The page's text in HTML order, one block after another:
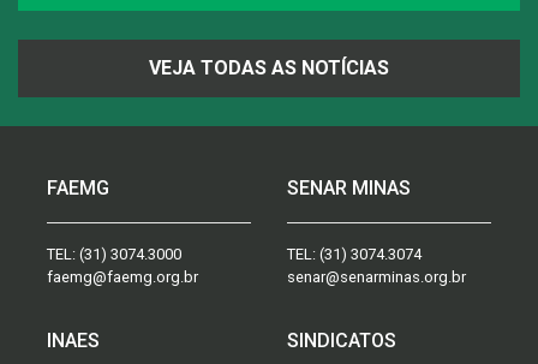
VEJA TODAS AS NOTÍCIAS
FAEMG
TEL: (31) 3074.3000
faemg@faemg.org.br
SENAR MINAS
TEL: (31) 3074.3074
senar@senarminas.org.br
INAES SINDICATOS